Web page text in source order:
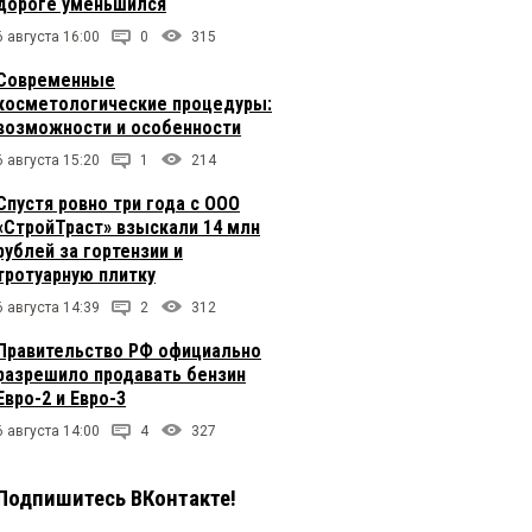
августа 16:00 0 315
процедуры:
и особенности
августа 15:20 1 214
ровно три года с ООО
взыскали 14 млн
за гортензии и
плитку
августа 14:39 2 312
РФ официально
продавать бензин
2 и Евро-3
августа 14:00 4 327
ВКонтакте!